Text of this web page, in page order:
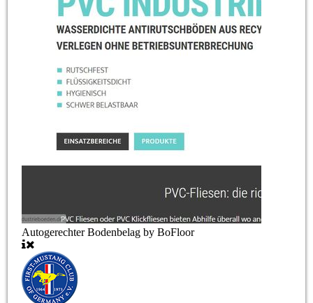
Autogerechter Bodenbelag by BoFloor